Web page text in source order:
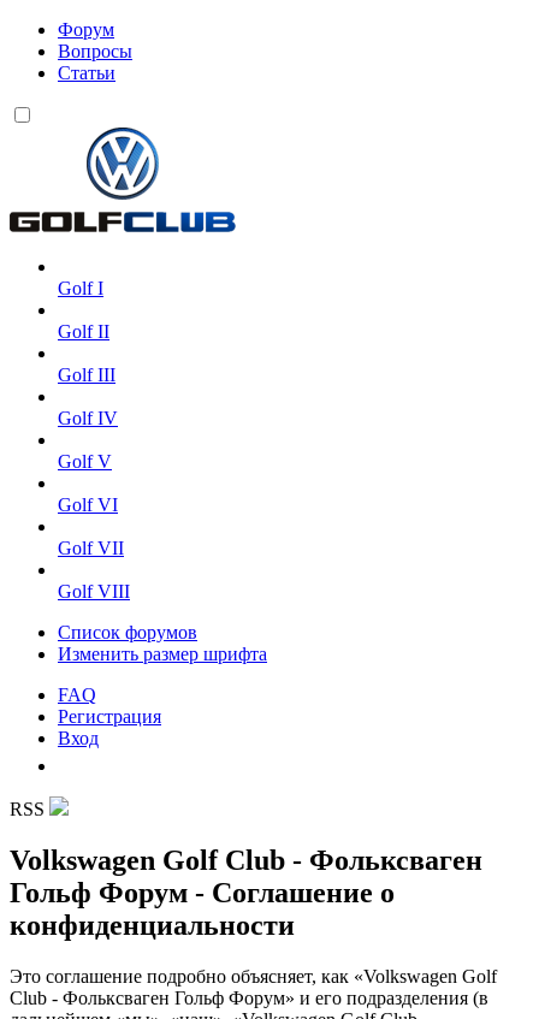
Форум
Вопросы
Статьи
Golf I
Golf II
Golf III
Golf IV
Golf V
Golf VI
Golf VII
Golf VIII
Список форумов
Изменить размер шрифта
FAQ
Регистрация
Вход
RSS
Volkswagen Golf Club - Фольксваген
Гольф Форум - Соглашение о
конфиденциальности
Это соглашение подробно объясняет, как «Volkswagen Golf
Club - Фольксваген Гольф Форум» и его подразделения (в